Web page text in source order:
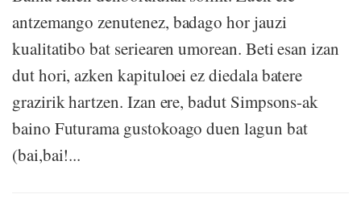
antzemango zenutenez, badago hor jauzi
kualitatibo bat seriearen umorean. Beti esan izan
dut hori, azken kapituloei ez diedala batere
grazirik hartzen. Izan ere, badut Simpsons-ak
baino Futurama gustokoago duen lagun bat
(bai,bai!...